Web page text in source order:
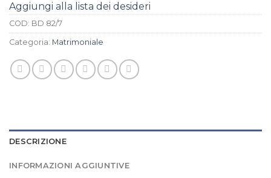
Aggiungi alla lista dei desideri
COD: BD 82/7
Categoria: Matrimoniale
DESCRIZIONE
INFORMAZIONI AGGIUNTIVE